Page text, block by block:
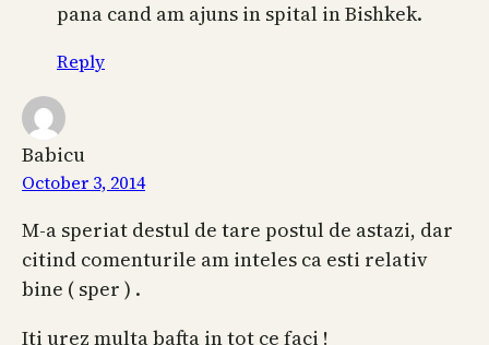
pana cand am ajuns in spital in Bishkek.
Reply
Babicu
October 3, 2014
M-a speriat destul de tare postul de astazi, dar
citind comenturile am inteles ca esti relativ
bine ( sper ) .
Iti urez multa bafta in tot ce faci !